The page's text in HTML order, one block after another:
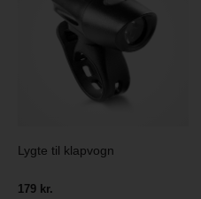
Lygte til klapvogn
179 kr.